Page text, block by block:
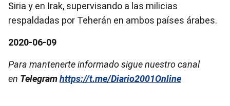
Siria y en Irak, supervisando a las milicias
respaldadas por Teherán en ambos países árabes.
2020-06-09
Para mantenerte informado sigue nuestro canal
en Telegramhttps://t.me/Diario2001Online